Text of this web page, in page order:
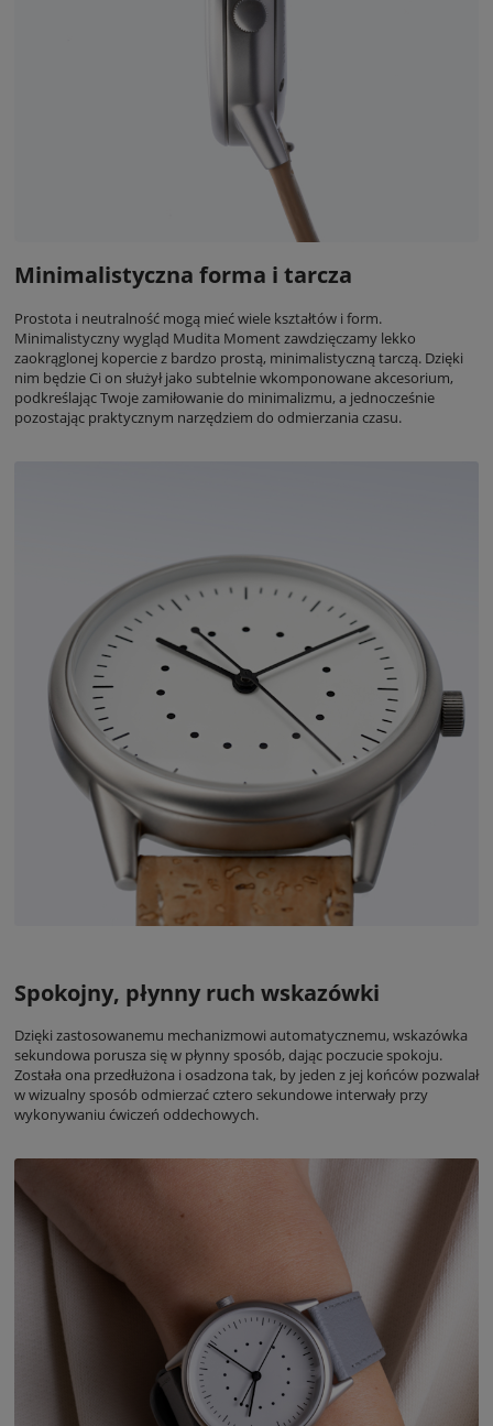
Minimalistyczna forma i tarcza
Prostota i neutralność mogą mieć wiele kształtów i form.
Minimalistyczny wygląd Mudita Moment zawdzięczamy lekko
zaokrąglonej kopercie z bardzo prostą, minimalistyczną tarczą. Dzięki
nim będzie Ci on służył jako subtelnie wkomponowane akcesorium,
podkreślając Twoje zamiłowanie do minimalizmu, a jednocześnie
pozostając praktycznym narzędziem do odmierzania czasu.
Spokojny, płynny ruch wskazówki
Dzięki zastosowanemu mechanizmowi automatycznemu, wskazówka
sekundowa porusza się w płynny sposób, dając poczucie spokoju.
Została ona przedłużona i osadzona tak, by jeden z jej końców pozwalał
w wizualny sposób odmierzać cztero sekundowe interwały przy
wykonywaniu ćwiczeń oddechowych.